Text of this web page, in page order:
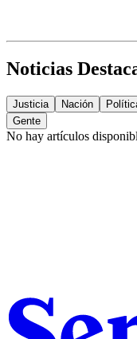
Noticias
Justicia Nación
Gente
No hay artículos